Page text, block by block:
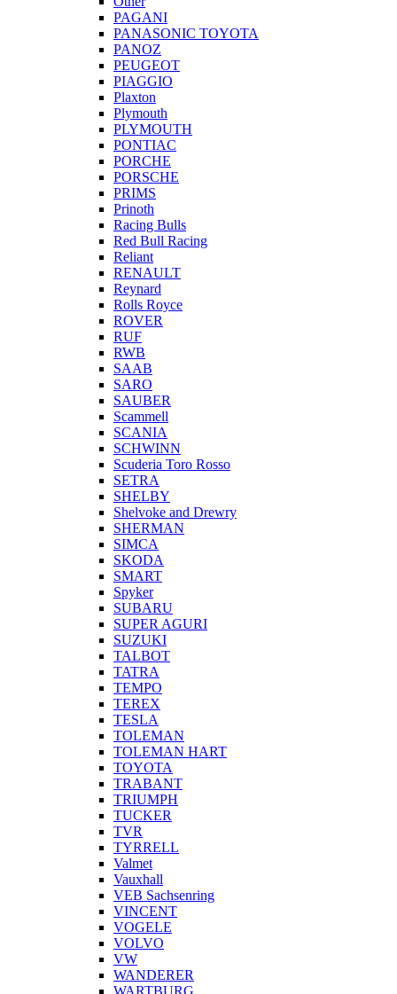
PAGANI
PANASONIC TOYOTA
PANOZ
PEUGEOT
PIAGGIO
Plaxton
Plymouth
PLYMOUTH
PONTIAC
PORCHE
PORSCHE
PRIMS
Prinoth
Racing Bulls
Red Bull Racing
Reliant
RENAULT
Reynard
Rolls Royce
ROVER
RUF
RWB
SAAB
SARO
SAUBER
Scammell
SCANIA
SCHWINN
Scuderia Toro Rosso
SETRA
SHELBY
Shelvoke and Drewry
SHERMAN
SIMCA
SKODA
SMART
Spyker
SUBARU
SUPER AGURI
SUZUKI
TALBOT
TATRA
TEMPO
TEREX
TESLA
TOLEMAN
TOLEMAN HART
TOYOTA
TRABANT
TRIUMPH
TUCKER
TVR
TYRRELL
Valmet
Vauxhall
VEB Sachsenring
VINCENT
VOGELE
VOLVO
VW
WANDERER